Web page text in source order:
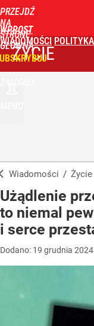
PRZEJDŹ
NA
STRONĘ
GŁÓWNĄ
WPROST
WIADOMOŚCI POLITYKA
ŻYCIE
Wiadomości / Życie
Użądlenie
to niemal
i serce
Dodano: 19 grudnia 2024